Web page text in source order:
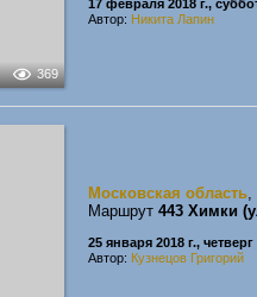
369
17 февраля 2018 г.,
Автор: Никита Лапин
Московская область,
Маршрут 443 Химки
25 января 2018 г., четверг
Автор: Кузнецов Григорий